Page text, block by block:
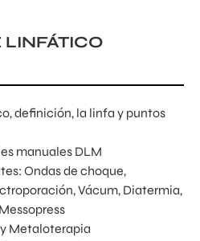
LINFÁTICO
definición, la linfa y puntos
manuales DLM
Ondas de choque,
Vácum, Diatermia,
Metaloterapia